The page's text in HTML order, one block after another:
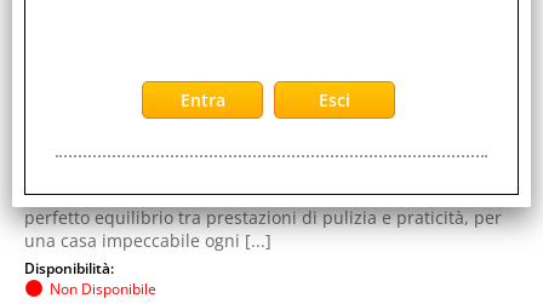
1704630100
L'aspirapolvere senza fili Rowenta X-PERT 7.60 garantisce il
perfetto equilibrio tra prestazioni di pulizia e praticità, per
una casa impeccabile ogni [...]
Disponibilità:
Non Disponibile